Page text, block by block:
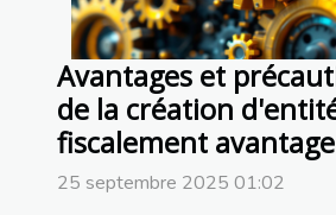
Avantages et
de la création
fiscalement
25 septembre 2025 01:02